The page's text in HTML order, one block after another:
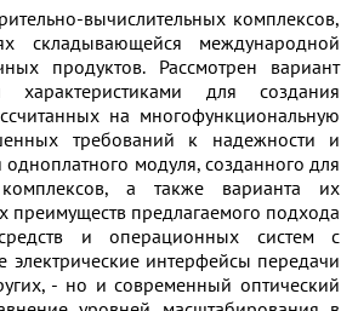
вычислительных комплексов,
складывающейся международной
продуктов. Рассмотрен вариант
для создания
на многофункциональную
требований к надежности и
одноплатного модуля, созданного для
комплексов, а также варианта их
преимуществ предлагаемого подхода
и операционных систем с
интерфейсы передачи
- но и современный оптический